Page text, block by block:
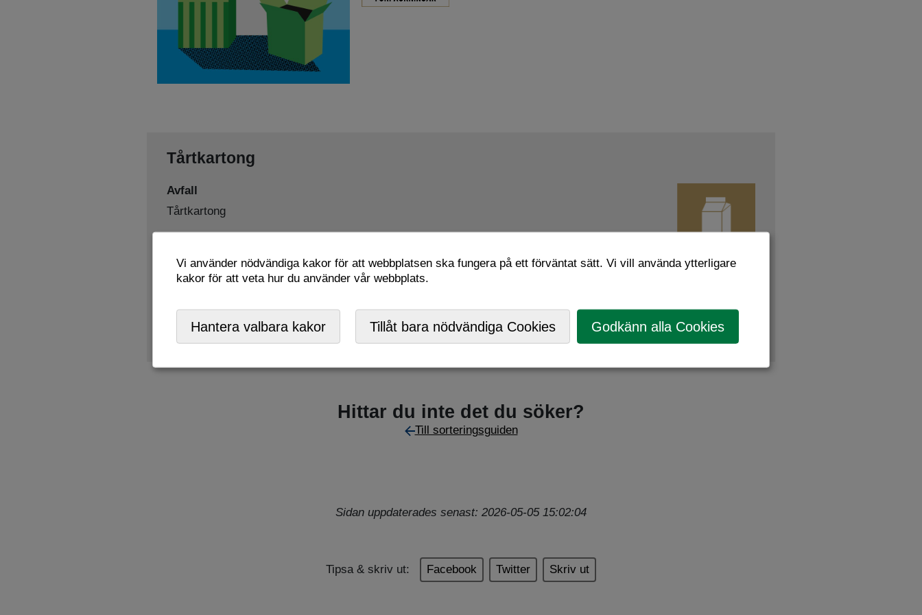
Tårtkartong
Avfall
Tårtkartong
Pappersförpackningar
Hittar du inte det du söker?
Till sorteringsguiden
Sidan uppdaterades senast: 2026-05-05 15:02:04
Tipsa & skriv ut: Facebook Twitter Skriv ut
Vi använder nödvändiga kakor för att webbplatsen ska fungera på ett förväntat sätt. Vi vill använda ytterligare
kakor för att veta hur du använder vår webbplats.
Hantera valbara kakor Tillåt bara nödvändiga Cookies Godkänn alla Cookies